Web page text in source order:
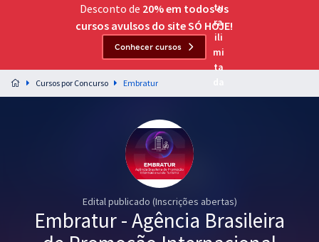
Acesso ilimitado a toda preparação para o Exame da
Preparação completa e intensiva para as principais
residências em saúde do Brasil
Graduação
Desconto de 20% em todos os
cursos avulsos do site SÓ HOJE!
Conhecer cursos
Cursos por Concurso Embratur
Edital publicado (Inscrições abertas)
Embratur - Agência Brasileira